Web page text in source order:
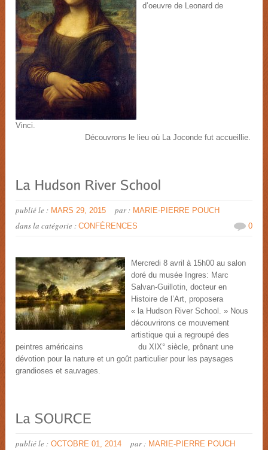
d’oeuvre de Leonard de
Vinci.
Découvrons le lieu où La Joconde fut accueillie.
publié le : MARS 29, 2015 par : MARIE-PIERRE POUCH
dans la catégorie :CONFÉRENCES 0
Mercredi 8 avril à 15h00 au salon
doré du musée Ingres: Marc
Salvan-Guillotin, docteur en
Histoire de l’Art, proposera
« la Hudson River School. » Nous
découvrirons ce mouvement
artistique qui a regroupé des
peintres américains du XIX° siècle, prônant une
dévotion pour la nature et un goût particulier pour les paysages
grandioses et sauvages.
publié le : OCTOBRE 01, 2014 par : MARIE-PIERRE POUCH